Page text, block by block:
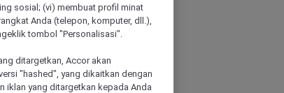
sosial; (vi) membuat profil minat
Anda (telepon, komputer, dll.),
tombol "Personalisasi".
ditargetkan, Accor akan
"hashed", yang dikaitkan dengan
iklan yang ditargetkan kepada Anda